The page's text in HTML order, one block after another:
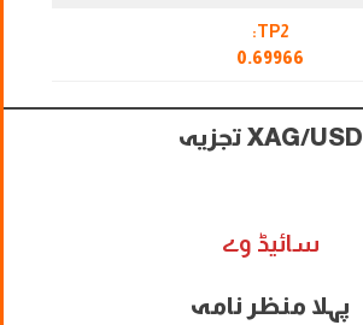
TP2:
0.69966
XAG/USD تجزیہ
سائیڈ وے
پہلا منظر نامہ